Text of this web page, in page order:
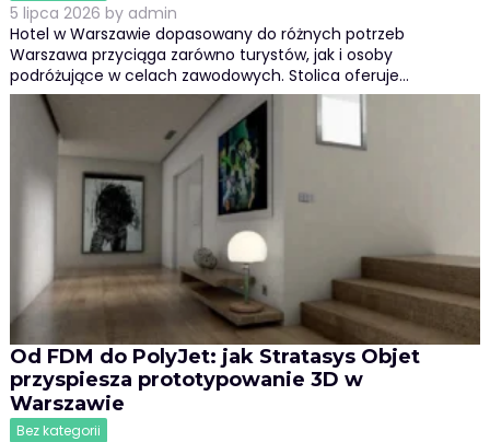
5 lipca 2026 by admin
Hotel w Warszawie dopasowany do różnych potrzeb
Warszawa przyciąga zarówno turystów, jak i osoby
podróżujące w celach zawodowych. Stolica oferuje…
Od FDM do PolyJet: jak Stratasys Objet
przyspiesza prototypowanie 3D w
Warszawie
Bez kategorii